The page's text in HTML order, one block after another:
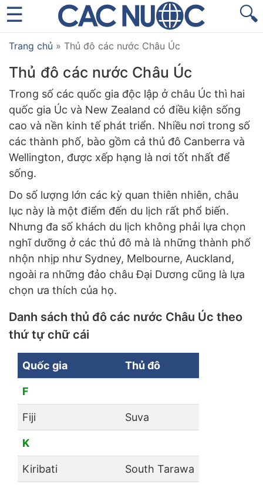
🔍
Trang chủ » Thủ đô các nước Châu Úc
Thủ đô các nước Châu Úc
Trong số các quốc gia độc lập ở châu Úc thì hai
quốc gia Úc và New Zealand có điều kiện sống
cao và nền kinh tế phát triển. Nhiều nơi trong số
các thành phố, bào gồm cả thủ đô Canberra và
Wellington, được xếp hạng là nơi tốt nhất để
sống.
Do số lượng lớn các kỳ quan thiên nhiên, châu
lục này là một điểm đến du lịch rất phổ biến.
Nhưng đa số khách du lịch không phải lựa chọn
nghĩ dưỡng ở các thủ đô mà là những thành phố
nhộn nhịp như Sydney, Melbourne, Auckland,
ngoài ra những đảo châu Đại Dương cũng là lựa
chọn ưa thích của họ.
Danh sách thủ đô các nước Châu Úc theo
thứ tự chữ cái
Quốc gia Thủ đô
F
Fiji Suva
K
Kiribati South Tarawa